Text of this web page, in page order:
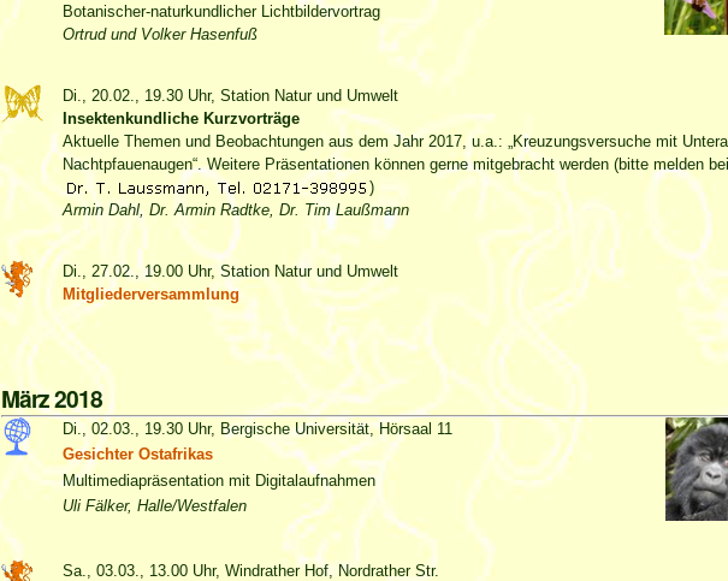
Botanischer-naturkundlicher Lichtbildervortrag
Ortrud und Volker Hasenfuß
Di., 20.02., 19.30 Uhr, Station Natur und Umwelt
Insektenkundliche Kurzvorträge
Aktuelle Themen und Beobachtungen aus dem Jahr 2017, u.a.: „Kreuzungsversuche mit
Nachtpfauenaugen“. Weitere Präsentationen können gerne mitgebracht werden (bitte melden bei
)
Armin Dahl, Dr. Armin Radtke, Dr. Tim Laußmann
Di., 27.02., 19.00 Uhr, Station Natur und Umwelt
Mitgliederversammlung
März 2018
Di., 02.03., 19.30 Uhr, Bergische Universität, Hörsaal 11
Gesichter Ostafrikas
Multimediapräsentation mit Digitalaufnahmen
Uli Fälker, Halle/Westfalen
Sa., 03.03., 13.00 Uhr, Windrather Hof, Nordrather Str.